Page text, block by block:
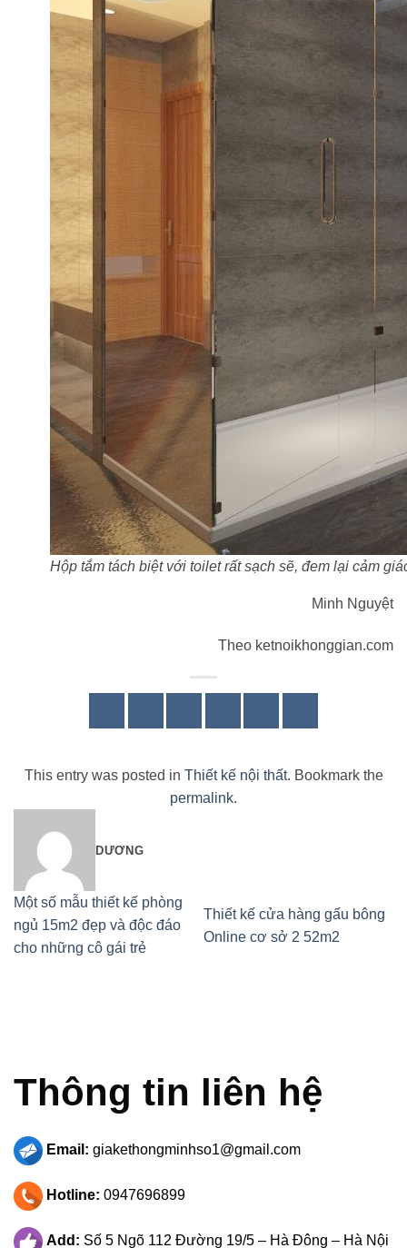
Hộp tắm tách biệt với toilet rất sạch sẽ, đem lại cảm
Minh Nguyệt
Theo ketnoikhonggian.com
This entry was posted in Thiết kế nội thất. Bookmark the
permalink.
DƯƠNG
Một số mẫu thiết kế phòng
ngủ 15m2 đẹp và độc đáo
cho những cô gái trẻ
Thiết kế cửa hàng gấu bông
Online cơ sở 2 52m2
Thông tin liên hệ
Email: giakethongminhso1@gmail.com
Hotline: 0947696899
Add: Số 5 Ngõ 112 Đường 19/5 – Hà Đông – Hà Nội